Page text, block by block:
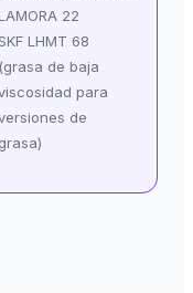
22
LHMT 68
(grasa de baja
para
de
grasa)